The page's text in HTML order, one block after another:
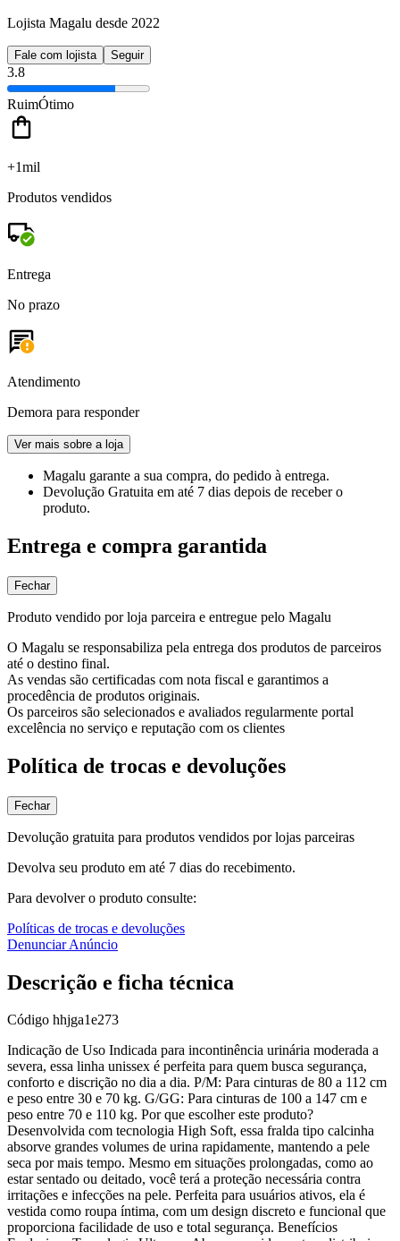
Lojista Magalu desde 2022
Fale com lojista Seguir
3.8
RuimÓtimo
+1mil
Produtos vendidos
Entrega
No prazo
Atendimento
Demora para responder
Ver mais sobre a loja
Magalu garante a sua compra, do pedido à entrega.
Devolução Gratuita em até 7 dias depois de receber o
produto.
Entrega e compra garantida
Fechar
Produto vendido por loja parceira e entregue pelo Magalu
O Magalu se responsabiliza pela entrega dos produtos de parceiros
até o destino final.
As vendas são certificadas com nota fiscal e garantimos a
procedência de produtos originais.
Os parceiros são selecionados e avaliados regularmente portal
excelência no serviço e reputação com os clientes
Política de trocas e devoluções
Fechar
Devolução gratuita para produtos vendidos por lojas parceiras
Devolva seu produto em até 7 dias do recebimento.
Para devolver o produto consulte:
Políticas de trocas e devoluções
Denunciar Anúncio
Descrição e ficha técnica
Código hhjga1e273
Indicação de Uso Indicada para incontinência urinária moderada a
severa, essa linha unissex é perfeita para quem busca segurança,
conforto e discrição no dia a dia. P/M: Para cinturas de 80 a 112 cm
e peso entre 30 e 70 kg. G/GG: Para cinturas de 100 a 147 cm e
peso entre 70 e 110 kg. Por que escolher este produto?
Desenvolvida com tecnologia High Soft, essa fralda tipo calcinha
absorve grandes volumes de urina rapidamente, mantendo a pele
seca por mais tempo. Mesmo em situações prolongadas, como ao
estar sentado ou deitado, você terá a proteção necessária contra
irritações e infecções na pele. Perfeita para usuários ativos, ela é
vestida como roupa íntima, com um design discreto e funcional que
proporciona facilidade de uso e total segurança. Benefícios